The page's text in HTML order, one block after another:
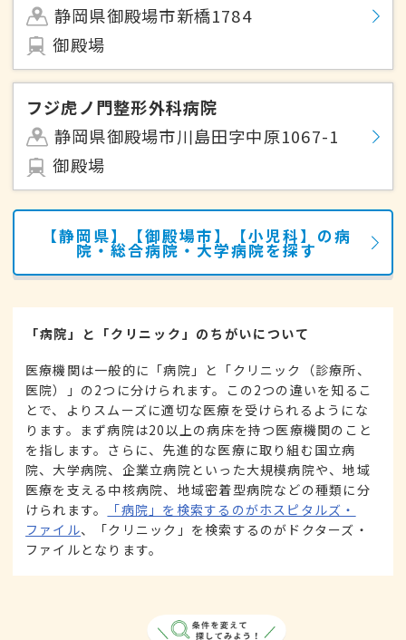
静岡県御殿場市新橋1784
御殿場
フジ虎ノ門整形外科病院
静岡県御殿場市川島田字中原1067-1
御殿場
【静岡県】【御殿場市】【小児科】の病
院・総合病院・大学病院を探す
「病院」と「クリニック」のちがいについて
医療機関は一般的に「病院」と「クリニック（診療所、
医院）」の2つに分けられます。この2つの違いを知るこ
とで、よりスムーズに適切な医療を受けられるようにな
ります。まず病院は20以上の病床を持つ医療機関のこと
を指します。さらに、先進的な医療に取り組む国立病
院、大学病院、企業立病院といった大規模病院や、地域
医療を支える中核病院、地域密着型病院などの種類に分
けられます。
「病院」を検索するのがホスピタルズ・
ファイル、「クリニック」を検索するのがドクターズ・
ファイルとなります。